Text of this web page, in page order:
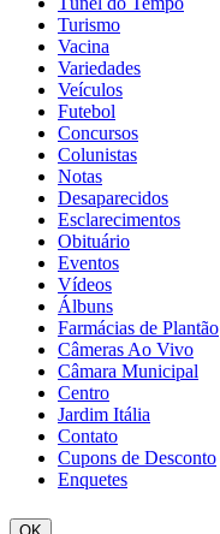
Turismo
Vacina
Variedades
Veículos
Futebol
Concursos
Colunistas
Notas
Desaparecidos
Esclarecimentos
Obituário
Eventos
Vídeos
Álbuns
Farmácias de Plantão
Câmeras Ao Vivo
Câmara Municipal
Centro
Jardim Itália
Contato
Cupons de Desconto
Enquetes